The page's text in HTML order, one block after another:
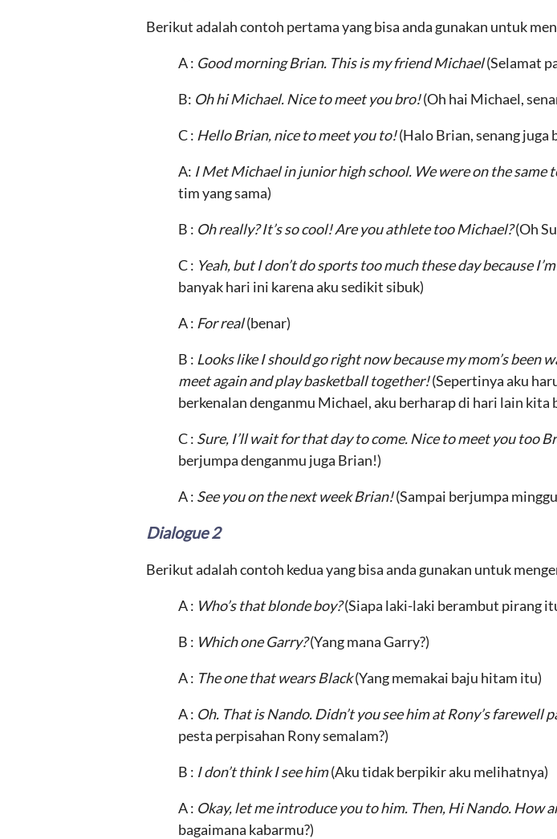
Berikut adalah contoh pertama yang bisa anda gunakan untuk
A : Good morning Brian. This is my friend Michael(Selamat
B: Oh hi Michael. Nice to meet you bro!(Oh hai Michael,
C : Hello Brian, nice to meet you to!(Halo Brian, senang juga
A: I Met Michael in junior high school. We were on the same
tim yang sama)
B : Oh really? It’s so cool! Are you athlete too Michael?(Oh
C : Yeah, but I don’t do sports too much these day because
banyak hari ini karena aku sedikit sibuk)
A : For real(benar)
B : Looks like I should go right now because my mom’s
meet again and play basketball together!(Sepertinya aku
berkenalan denganmu Michael, aku berharap di hari lain
C : Sure, I’ll wait for that day to come. Nice to meet you too
berjumpa denganmu juga Brian!)
A : See you on the next week Brian!(Sampai berjumpa
Dialogue 2
Berikut adalah contoh kedua yang bisa anda gunakan untuk
A : Who’s that blonde boy?(Siapa laki-laki berambut pirang
B : Which one Garry?(Yang mana Garry?)
A : The one that wears Black(Yang memakai baju hitam itu)
A : Oh. That is Nando. Didn’t you see him at Rony’s farewell
pesta perpisahan Rony semalam?)
B : I don’t think I see him(Aku tidak berpikir aku melihatnya)
A : Okay, let me introduce you to him. Then, Hi Nando. How
bagaimana kabarmu?)